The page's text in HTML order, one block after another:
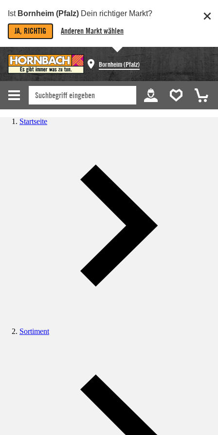
Ist Bornheim (Pfalz) Dein richtiger Markt?
JA, RICHTIG Anderen Markt wählen
Bornheim (Pfalz)
Startseite
Sortiment